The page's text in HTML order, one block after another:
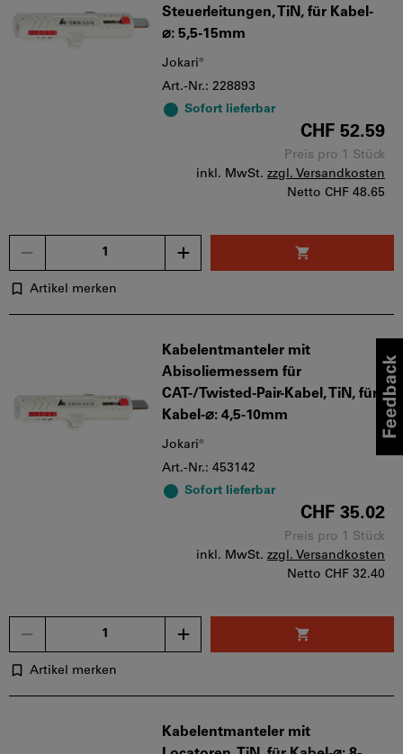
Steuerleitungen, TiN, für Kabel-
⌀: 5,5-15mm
Jokari®
Art.-Nr.: 228893
Sofort lieferbar
CHF 52.59
Preis pro 1 Stück
inkl. MwSt. zzgl. Versandkosten
Netto CHF 48.65
Artikel merken
Kabelentmanteler mit
Abisoliermessern für
CAT-/Twisted-Pair-Kabel, TiN, für
Kabel-⌀: 4,5-10mm
Jokari®
Art.-Nr.: 453142
Sofort lieferbar
CHF 35.02
Preis pro 1 Stück
inkl. MwSt. zzgl. Versandkosten
Netto CHF 32.40
Artikel merken
Kabelentmanteler mit